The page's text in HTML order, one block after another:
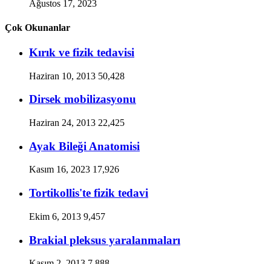
Ağustos 17, 2023
Çok Okunanlar
Kırık ve fizik tedavisi
Haziran 10, 2013 50,428
Dirsek mobilizasyonu
Haziran 24, 2013 22,425
Ayak Bileği Anatomisi
Kasım 16, 2023 17,926
Tortikollis'te fizik tedavi
Ekim 6, 2013 9,457
Brakial pleksus yaralanmaları